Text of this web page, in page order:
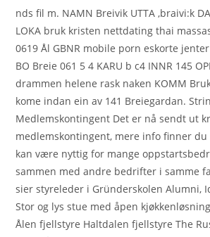
nds fil m. NAMN Breivik UTTA ‚braivi:k
LOKA bruk kristen nettdating thai
0619 Ål GBNR mobile porn eskorte
BO Breie 061 5 4 KARU b c4 INNR 145
drammen helene rask naken KOMM
kome indan ein av 141 Breiegardan.
Medlemskontingent Det er nå sendt ut
medlemskontingent, mere info finner
kan være nyttig for mange
sammen med andre bedrifter i samme
sier styreleder i Gründerskolen Alumni,
Stor og lys stue med åpen
Ålen fjellstyre Haltdalen fjellstyre The